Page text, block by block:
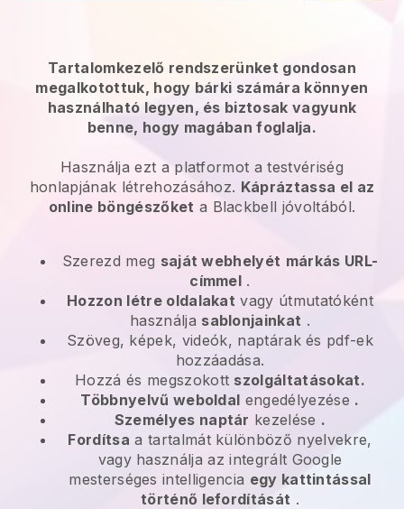
Tartalomkezelő rendszerünket gondosan
megalkotottuk, hogy bárki számára könnyen
használható legyen, és biztosak vagyunk
benne, hogy magában foglalja.
Használja ezt a platformot a testvériség
honlapjának létrehozásához. Kápráztassa el az
online böngészőket a Blackbell jóvoltából.
Szerezd meg saját webhelyét márkás URL-
címmel .
Hozzon létre oldalakat vagy útmutatóként
használja sablonjainkat .
Szöveg, képek, videók, naptárak és pdf-ek
hozzáadása.
Hozzá és megszokott szolgáltatásokat.
Többnyelvű weboldal engedélyezése .
Személyes naptár kezelése .
Fordítsa a tartalmát különböző nyelvekre,
vagy használja az integrált Google
mesterséges intelligencia egy kattintással
történő lefordítását .